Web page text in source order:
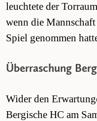
leuchtete der
wenn die
Spiel genommen
Überraschung
Wider den
Bergische HC am